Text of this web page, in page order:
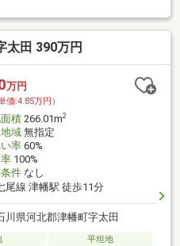
太田 390万円
万円
価:4.85万円）
積266.01m2
域無指定
率60%
100%
件なし
尾線 津幡駅 徒歩11分
川県河北郡津幡町字太田
平坦地